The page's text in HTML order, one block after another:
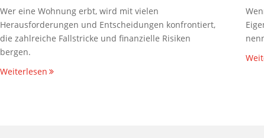
Wer eine Wohnung erbt, wird mit vielen
Herausforderungen und Entscheidungen konfrontiert,
die zahlreiche Fallstricke und finanzielle Risiken
bergen.
Weiterlesen